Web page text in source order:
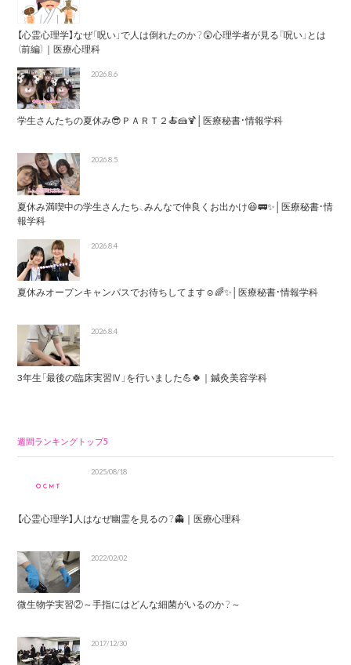
【心霊心理学】なぜ「呪い」で人は倒れたのか？😲心理学者が見る「呪い」とは
（前編）｜医療心理科
2026.8.6
学生さんたちの夏休み😎ＰＡＲＴ２🍝🍰🍹│医療秘書・情報学科
2026.8.5
夏休み満喫中の学生さんたち、みんなで仲良くお出かけ😆🚃✨│医療秘書・情
報学科
2026.8.4
夏休みオープンキャンパスでお待ちしてます☺️🌈✨│医療秘書・情報学科
2026.8.4
3年生「最後の臨床実習Ⅳ」を行いました💪🍀｜鍼灸美容学科
週間ランキングトップ5
2025/08/18
【心霊心理学】人はなぜ幽霊を見るの？👻｜医療心理科
2022/02/02
微生物学実習②～手指にはどんな細菌がいるのか？～
2017/12/30